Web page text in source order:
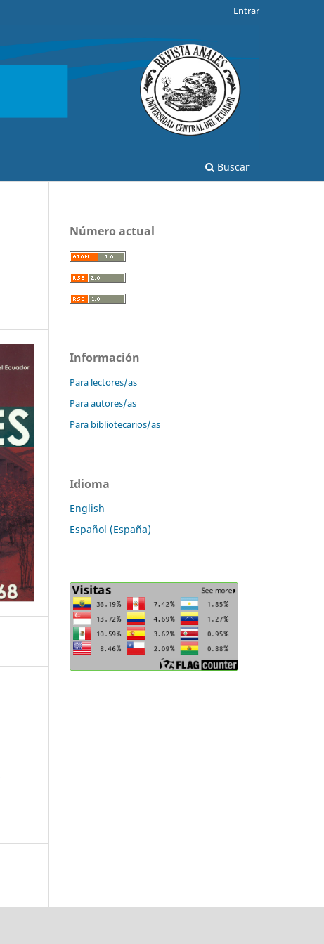
Buscar
Entrar
Número actual
Información
Para lectores/as
Para autores/as
Para bibliotecarios/as
Idioma
English
Español (España)